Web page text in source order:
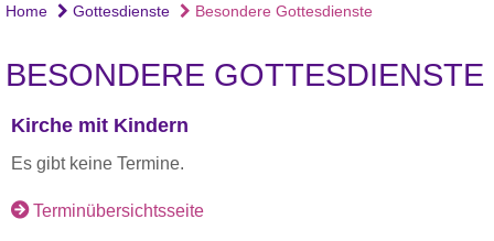
Home Gottesdienste Besondere Gottesdienste
BESONDERE GOTTESDIENSTE
Kirche mit Kindern
Es gibt keine Termine.
Terminübersichtsseite